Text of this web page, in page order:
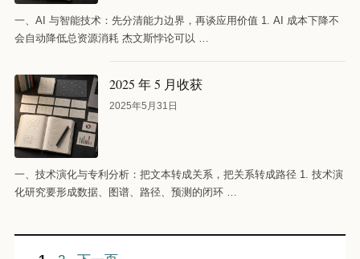
一、AI 与智能技术：先分清能力边界，再谈应用价值 1. AI 成本下降不
会自动降低总资源消耗 杰文斯悖论可以 …
2025 年 5 月收获
2025年5月31日
一、技术演化与专利分析：把文本转成关系，把关系转成路径 1. 技术演
化研究要形成数据、图谱、路径、预测的闭环 …